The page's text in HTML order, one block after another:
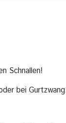
Schnallen!
bei